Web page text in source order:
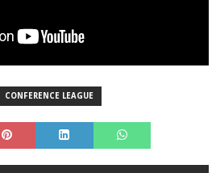
CONFERENCE LEAGUE